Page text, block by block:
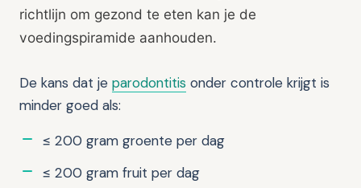
richtlijn om gezond te eten kan je de
voedingspiramide aanhouden.
De kans dat je parodontitis onder controle krijgt is
minder goed als:
≤ 200 gram groente per dag
≤ 200 gram fruit per dag